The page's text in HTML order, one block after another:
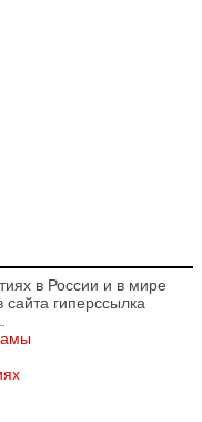
в России и в мире
гиперссылка